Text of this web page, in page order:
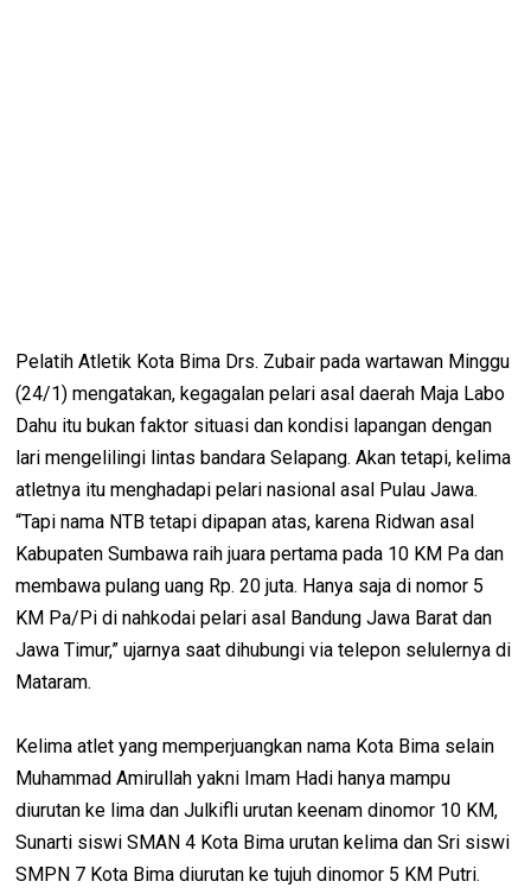
Pelatih Atletik Kota Bima Drs. Zubair pada wartawan Minggu
(24/1) mengatakan, kegagalan pelari asal daerah Maja Labo
Dahu itu bukan faktor situasi dan kondisi lapangan dengan
lari mengelilingi lintas bandara Selapang. Akan tetapi, kelima
atletnya itu menghadapi pelari nasional asal Pulau Jawa.
“Tapi nama NTB tetapi dipapan atas, karena Ridwan asal
Kabupaten Sumbawa raih juara pertama pada 10 KM Pa dan
membawa pulang uang Rp. 20 juta. Hanya saja di nomor 5
KM Pa/Pi di nahkodai pelari asal Bandung Jawa Barat dan
Jawa Timur,” ujarnya saat dihubungi via telepon selulernya di
Mataram.
Kelima atlet yang memperjuangkan nama Kota Bima selain
Muhammad Amirullah yakni Imam Hadi hanya mampu
diurutan ke lima dan Julkifli urutan keenam dinomor 10 KM,
Sunarti siswi SMAN 4 Kota Bima urutan kelima dan Sri siswi
SMPN 7 Kota Bima diurutan ke tujuh dinomor 5 KM Putri.